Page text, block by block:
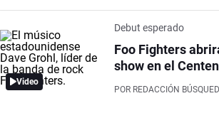
Video
Debut esperado
Foo Fighters
show en el
POR REDACCIÓN